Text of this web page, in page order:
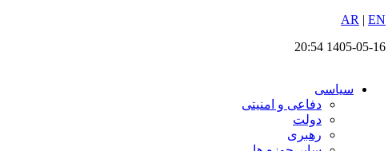
پرش
محتوا
AR | EN
1405-05-16 20:54
سیاسی
دفاعی و امنیتی
دولت
رهبری